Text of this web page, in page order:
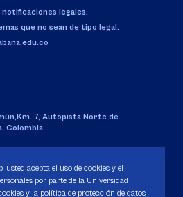
legales.
que no sean de tipo legal.
Km. 7, Autopista Norte de
Colombia.
130 del 14 de enero de 1980.
usted acepta el uso de cookies y el
por parte de la Universidad
y la política de protección de datos